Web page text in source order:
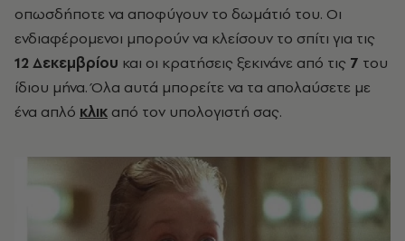
οπωσδήποτε να αποφύγουν το δωμάτιό του. Οι
ενδιαφέρομενοι μπορούν να κλείσουν το σπίτι για τις
12 Δεκεμβρίου και οι κρατήσεις ξεκινάνε από τις 7 του
ίδιου μήνα. Όλα αυτά μπορείτε να τα απολαύσετε με
ένα απλό κλικ από τον υπολογιστή σας.